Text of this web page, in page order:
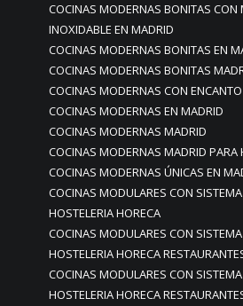
COCINAS MODERNAS BONITAS CON
INOXIDABLE EN MADRID
COCINAS MODERNAS BONITAS EN
COCINAS MODERNAS BONITAS
COCINAS MODERNAS CON
COCINAS MODERNAS EN MADRID
COCINAS MODERNAS MADRID
COCINAS MODERNAS MADRID PARA
COCINAS MODERNAS ÚNICAS EN
COCINAS MODULARES CON
HOSTELERIA HORECA
COCINAS MODULARES CON
HOSTELERIA HORECA
COCINAS MODULARES CON
HOSTELERIA HORECA